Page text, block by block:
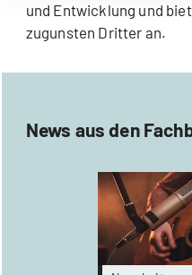
und Entwicklung und
zugunsten Dritter an.
News aus den